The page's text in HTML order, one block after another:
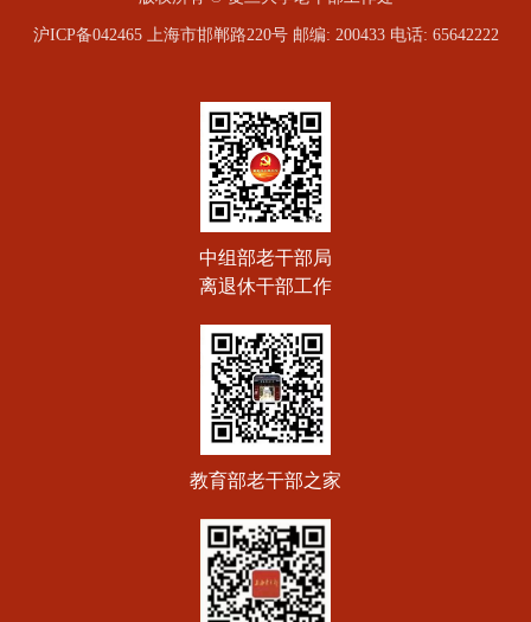
沪ICP备042465 上海市邯郸路220号 邮编: 200433 电话: 65642222
中组部老干部局
离退休干部工作
教育部老干部之家